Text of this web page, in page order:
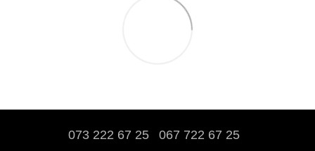
073 222 67 25 067 722 67 25